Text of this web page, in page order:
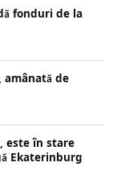
fonduri de la
amânată de
este în stare
Ekaterinburg